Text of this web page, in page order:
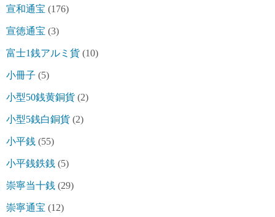
宣和通宝 (176)
宣徳通宝 (3)
富士1銭アルミ貨 (10)
小冊子 (5)
小型50銭黄銅貨 (2)
小型5銭白銅貨 (2)
小平銭 (55)
小平銭鉄銭 (5)
崇寧当十銭 (29)
崇寧通宝 (12)